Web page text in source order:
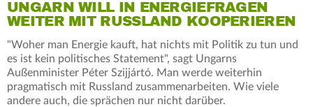
UNGARN WILL IN ENERGIEFRAGEN
WEITER MIT RUSSLAND KOOPERIEREN
"Woher man Energie kauft, hat nichts mit Politik zu tun und
es ist kein politisches Statement", sagt Ungarns
Außenminister Péter Szijjártó. Man werde weiterhin
pragmatisch mit Russland zusammenarbeiten. Wie viele
andere auch, die sprächen nur nicht darüber.